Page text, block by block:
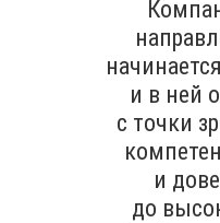
и в ней
с точки
и
до